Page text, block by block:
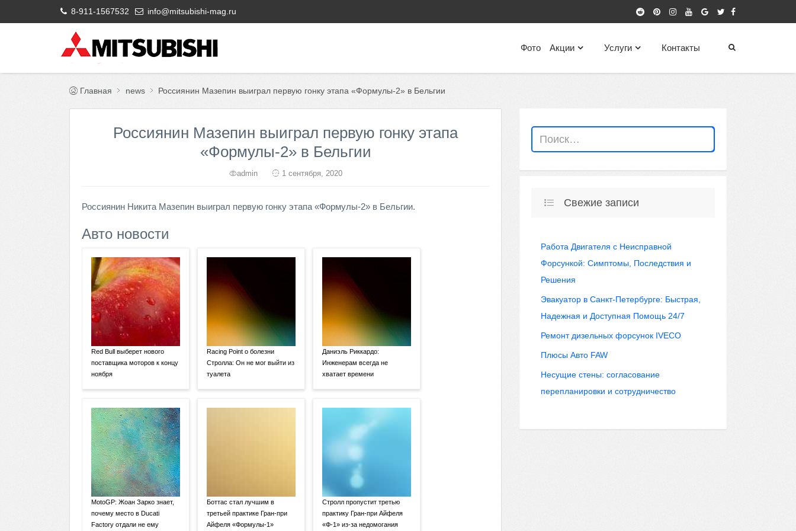
8-911-1567532 info@mitsubishi-mag.ru
Контакты
Услуги
Акции
Фото
Главная news Россиянин Мазепин выиграл первую гонку этапа «Формулы-2» в Бельгии
Россиянин Мазепин выиграл первую гонку этапа
«Формулы-2» в Бельгии
admin 1 сентября, 2020
Россиянин Никита Мазепин выиграл первую гонку этапа «Формулы-2» в Бельгии.
Авто новости
Red Bull выберет нового
поставщика моторов к концу
ноября
MotoGP: Жоан Зарко знает,
почему место в Ducati
Factory отдали не ему
Racing Point о болезни
Стролла: Он не мог выйти из
туалета
Боттас стал лучшим в
третьей практике Гран-при
Айфеля «Формулы-1»
Даниэль Риккардо:
Инженерам всегда не
хватает времени
Стролл пропустит третью
практику Гран-при Айфеля
«Ф-1» из-за недомогания
Свежие записи
Работа Двигателя с Неисправной
Форсункой: Симптомы, Последствия и
Решения
Эвакуатор в Санкт-Петербурге: Быстрая,
Надежная и Доступная Помощь 24/7
Ремонт дизельных форсунок IVECO
Плюсы Авто FAW
Несущие стены: согласование
перепланировки и сотрудничество